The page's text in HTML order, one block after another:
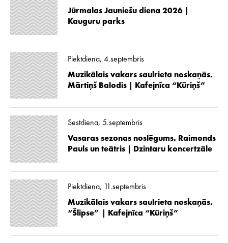
Jūrmalas Jauniešu diena 2026 |
Kauguru parks
Piektdiena, 4.septembris
Muzikālais vakars saulrieta noskaņās.
Mārtiņš Balodis | Kafejnīca “Kūriņš”
Sestdiena, 5.septembris
Vasaras sezonas noslēgums. Raimonds
Pauls un teātris | Dzintaru koncertzāle
Piektdiena, 11.septembris
Muzikālais vakars saulrieta noskaņās.
“Šlipse” | Kafejnīca “Kūriņš”